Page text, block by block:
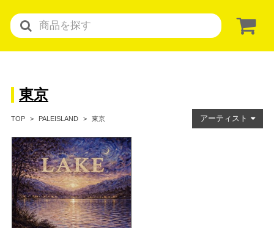
東京
TOP PALEISLAND 東京 アーティスト